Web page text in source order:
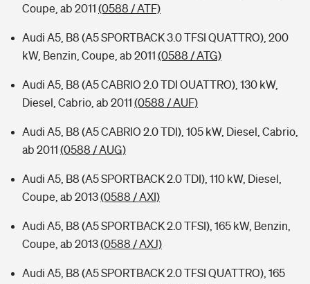
Coupe, ab 2011 (0588 / ATF)
Audi A5, B8 (A5 SPORTBACK 3.0 TFSI QUATTRO), 200
kW, Benzin, Coupe, ab 2011 (0588 / ATG)
Audi A5, B8 (A5 CABRIO 2.0 TDI OUATTRO), 130 kW,
Diesel, Cabrio, ab 2011 (0588 / AUF)
Audi A5, B8 (A5 CABRIO 2.0 TDI), 105 kW, Diesel, Cabrio,
ab 2011 (0588 / AUG)
Audi A5, B8 (A5 SPORTBACK 2.0 TDI), 110 kW, Diesel,
Coupe, ab 2013(0588 / AXI)
Audi A5, B8 (A5 SPORTBACK 2.0 TFSI), 165 kW, Benzin,
Coupe, ab 2013(0588 / AXJ)
Audi A5, B8 (A5 SPORTBACK 2.0 TFSI QUATTRO), 165